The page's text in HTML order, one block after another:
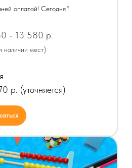
оплатой! Сегодня↑
- 13 580 р.
наличии мест)
р. (уточняется)